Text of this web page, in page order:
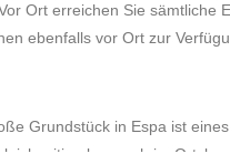
Ort erreichen Sie sämtliche
ebenfalls vor Ort zur
Grundstück in Espa ist
aber auch im